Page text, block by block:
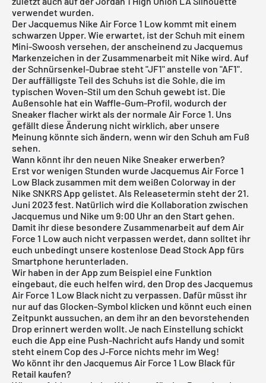
verwendet wurden.
Der Jacquemus Nike Air Force 1 Low kommt mit einem
schwarzen Upper. Wie erwartet, ist der Schuh mit einem
Mini-Swoosh versehen, der anscheinend zu Jacquemus
Markenzeichen in der Zusammenarbeit mit Nike wird. Auf
der Schnürsenkel-Dubrae steht "JF1" anstelle von "AF1".
Der auffälligste Teil des Schuhs ist die Sohle, die im
typischen Woven-Stil um den Schuh gewebt ist. Die
Außensohle hat ein Waffle-Gum-Profil, wodurch der
Sneaker flacher wirkt als der normale Air Force 1. Uns
gefällt diese Änderung nicht wirklich, aber unsere
Meinung könnte sich ändern, wenn wir den Schuh am Fuß
sehen.
Wann könnt ihr den neuen Nike Sneaker erwerben?
Erst vor wenigen Stunden wurde Jacquemus Air Force 1
Low Black zusammen mit dem weißen Colorway in der
Nike SNKRS App gelistet. Als Releasetermin steht der 21.
Juni 2023 fest. Natürlich wird die Kollaboration zwischen
Jacquemus und Nike um 9:00 Uhr an den Start gehen.
Damit ihr diese besondere Zusammenarbeit auf dem Air
Force 1 Low auch nicht verpassen werdet, dann solltet ihr
euch unbedingt unsere kostenlose Dead Stock App fürs
Smartphone herunterladen.
Wir haben in der App zum Beispiel eine Funktion
eingebaut, die euch helfen wird, den Drop des Jacquemus
Air Force 1 Low Black nicht zu verpassen. Dafür müsst ihr
nur auf das Glocken-Symbol klicken und könnt euch einen
Zeitpunkt aussuchen, an dem ihr an den bevorstehenden
Drop erinnert werden wollt. Je nach Einstellung schickt
euch die App eine Push-Nachricht aufs Handy und somit
steht einem Cop des J-Force nichts mehr im Weg!
Wo könnt ihr den Jacquemus Air Force 1 Low Black für
Retail kaufen?